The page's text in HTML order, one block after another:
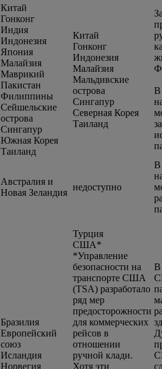
Китай
Гонконг
Индия
Индонезия
Япония
Малайзия
Маврикий
Пакистан
Филиппины
Сейшельские
острова
Сингапур
Южная Корея
Таиланд
Китай
Гонконг
Индонезия
Малайзия
Мальдивские
острова
Сингапур
Северная Корея
Таиланд
В
Австралия и
Новая Зеландия
недоступно
В
Бразилия
Европейский
союз
Исландия
Норвегия
Турция
США*
*Управление
безопасности на
транспорте США
(TSA) разработало
ряд мер
предосторожности
для коммерческих
рейсов в
отношении
ручной клади.
Хотя эти
В